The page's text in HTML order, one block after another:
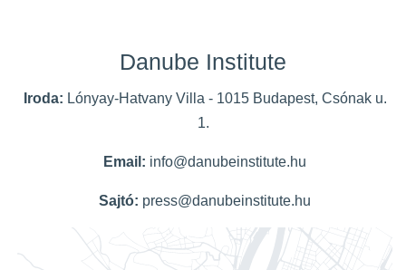
Danube Institute
Iroda: Lónyay-Hatvany Villa - 1015 Budapest, Csónak u.
1.
Email: info@danubeinstitute.hu
Sajtó: press@danubeinstitute.hu